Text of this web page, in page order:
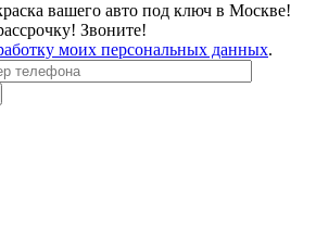
вашего авто под ключ в Москве!
Звоните!
моих персональных данных.